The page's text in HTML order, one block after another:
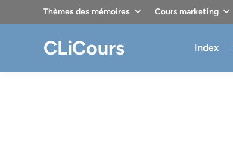
Thèmes des mémoires Cours marketing
CLiCours Index